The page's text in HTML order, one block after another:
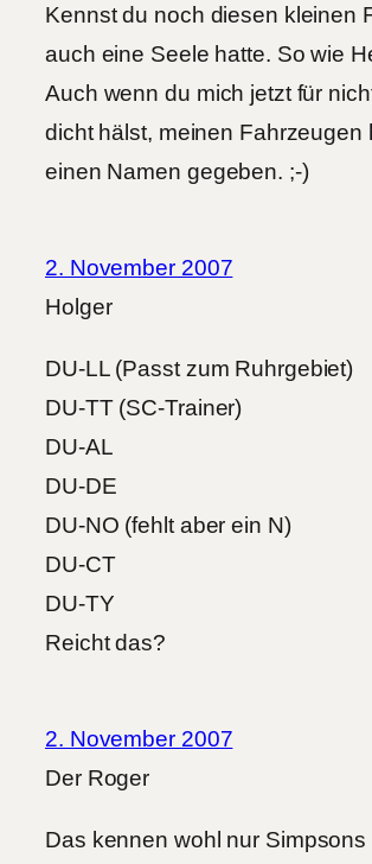
Kennst du noch diesen kleinen
auch eine Seele hatte. So wie
Auch wenn du mich jetzt für
dicht hälst, meinen Fahrzeugen
einen Namen gegeben. ;-)
2. November 2007
Holger
DU-LL (Passt zum Ruhrgebiet)
DU-TT (SC-Trainer)
DU-AL
DU-DE
DU-NO (fehlt aber ein N)
DU-CT
DU-TY
Reicht das?
2. November 2007
Der Roger
Das kennen wohl nur Simpsons